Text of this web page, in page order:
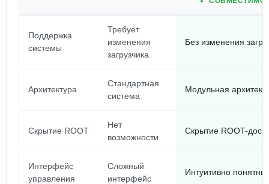
Поддержка
системы
Требует
изменения
загрузчика
Без изменения
Архитектура
Стандартная
система
Модульная
Скрытие ROOT
Нет
возможности
Скрытие ROOT-
Интерфейс
управления
Сложный
интерфейс
Интуитивно